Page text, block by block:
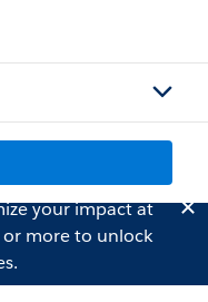
your impact at
more to unlock